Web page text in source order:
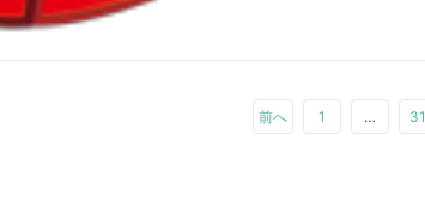
前へ 1 … 31